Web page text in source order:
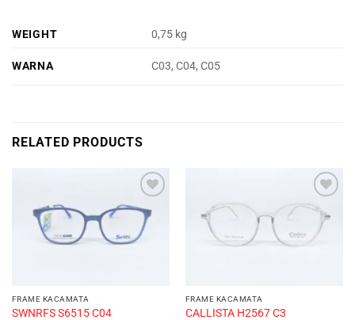
WEIGHT 0,75 kg
WARNA C03, C04, C05
RELATED PRODUCTS
FRAME KACAMATA
SWNRFS S6515 C04
FRAME KACAMATA
CALLISTA H2567 C3